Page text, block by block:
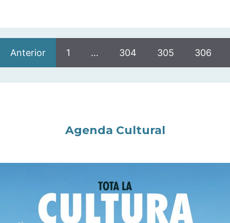
Anterior 1 … 304 305 306
Agenda Cultural